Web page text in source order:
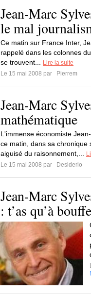
Jean-Marc
le mal
Ce matin sur France Inter,
rappelé dans les colonnes
se trouvent...
Lire la suite
Le 15 mai 2008 par
Pierrem
Jean-Marc
mathématique
L'immense économiste
ce matin, dans sa chronique
aiguisé du raisonnement,...
Le 15 mai 2008 par
Desiderio
Jean-Marc
: t’as qu’à